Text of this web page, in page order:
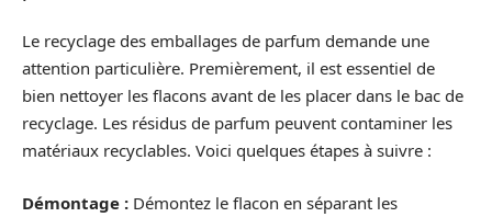
Le recyclage des emballages de parfum demande une
attention particulière. Premièrement, il est essentiel de
bien nettoyer les flacons avant de les placer dans le bac de
recyclage. Les résidus de parfum peuvent contaminer les
matériaux recyclables. Voici quelques étapes à suivre :
Démontage : Démontez le flacon en séparant les